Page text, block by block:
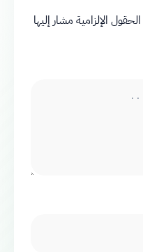
الحقول الإلزامية مشار إليها